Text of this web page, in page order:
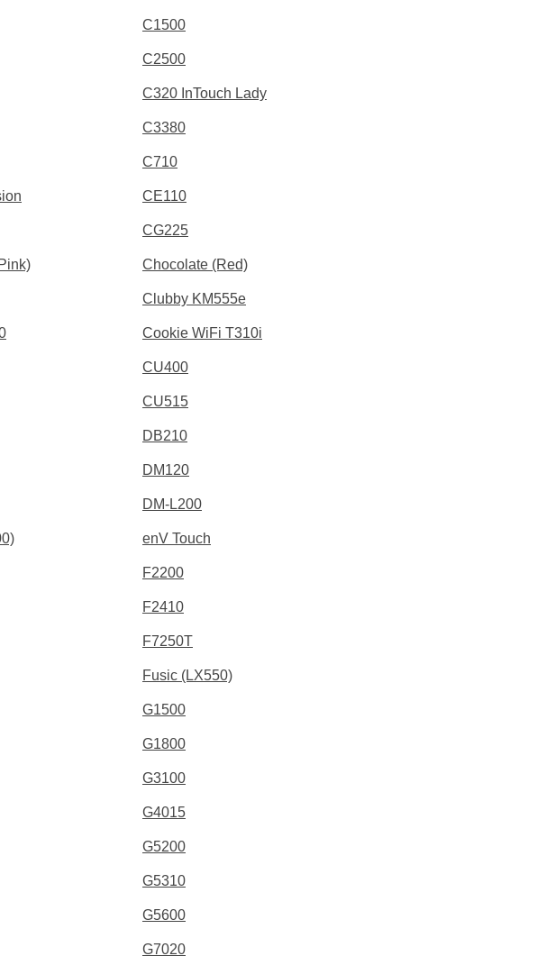
C1500
C2500
C320 InTouch Lady
C3380
C710
CE110
CG225
Chocolate (Red)
Clubby KM555e
Cookie WiFi T310i
CU400
CU515
DB210
DM120
DM-L200
enV Touch
F2200
F2410
F7250T
Fusic (LX550)
G1500
G1800
G3100
G4015
G5200
G5310
G5600
G7020